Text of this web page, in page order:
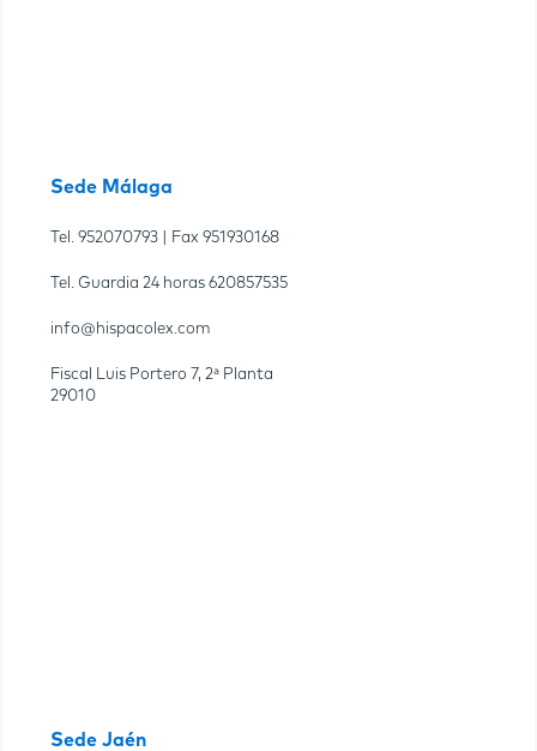
Sede Málaga
Tel. 952070793 | Fax 951930168
Tel. Guardia 24 horas 620857535
info@hispacolex.com
Fiscal Luis Portero 7, 2ª Planta
29010
Sede Jaén